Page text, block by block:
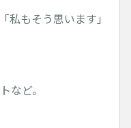
もそう思います」
など。